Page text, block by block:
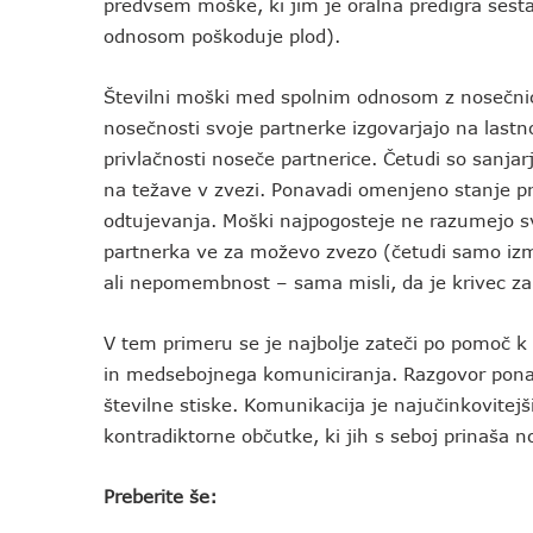
predvsem moške, ki jim je oralna predigra
odnosom poškoduje plod).
Številni moški med spolnim odnosom z
nosečnosti svoje partnerke izgovarjajo na
privlačnosti noseče partnerice. Četudi so
na težave v zvezi. Ponavadi omenjeno stanje
odtujevanja. Moški najpogosteje ne razumejo
partnerka ve za moževo zvezo (četudi samo
ali nepomembnost – sama misli, da je krivec
V tem primeru se je najbolje zateči po pomoč
in medsebojnega komuniciranja. Razgovor
številne stiske. Komunikacija je
kontradiktorne občutke, ki jih s seboj prinaša
Preberite še: